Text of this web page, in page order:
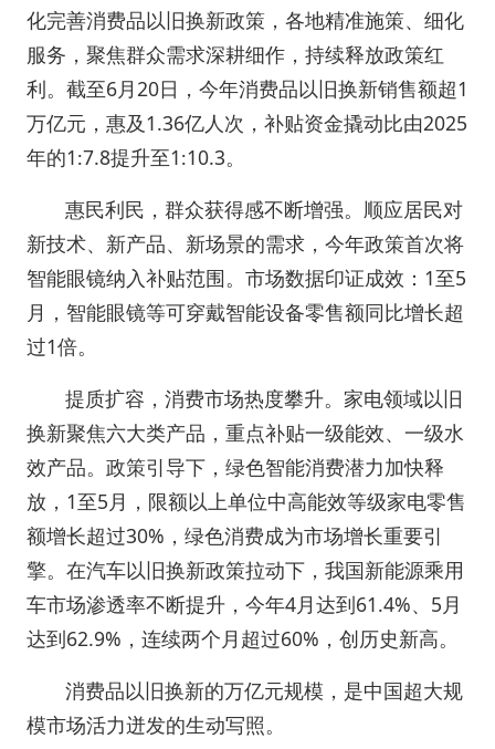
化完善消费品以旧换新政策，各地精准施策、细化
服务，聚焦群众需求深耕细作，持续释放政策红
利。截至6月20日，今年消费品以旧换新销售额超1
万亿元，惠及1.36亿人次，补贴资金撬动比由2025
年的1∶7.8提升至1∶10.3。
惠民利民，群众获得感不断增强。顺应居民对
新技术、新产品、新场景的需求，今年政策首次将
智能眼镜纳入补贴范围。市场数据印证成效：1至5
月，智能眼镜等可穿戴智能设备零售额同比增长超
过1倍。
提质扩容，消费市场热度攀升。家电领域以旧
换新聚焦六大类产品，重点补贴一级能效、一级水
效产品。政策引导下，绿色智能消费潜力加快释
放，1至5月，限额以上单位中高能效等级家电零售
额增长超过30%，绿色消费成为市场增长重要引
擎。在汽车以旧换新政策拉动下，我国新能源乘用
车市场渗透率不断提升，今年4月达到61.4%、5月
达到62.9%，连续两个月超过60%，创历史新高。
消费品以旧换新的万亿元规模，是中国超大规
模市场活力迸发的生动写照。